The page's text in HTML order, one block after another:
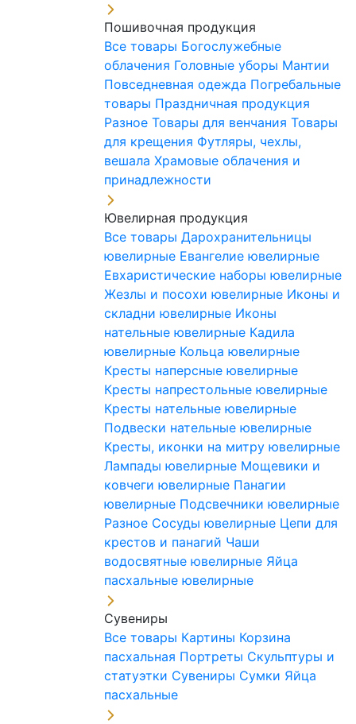
Пошивочная продукция
Все товары Богослужебные
облачения Головные уборы Мантии
Повседневная одежда Погребальные
товары Праздничная продукция
Разное Товары для венчания Товары
для крещения Футляры, чехлы,
вешала Храмовые облачения и
принадлежности
Ювелирная продукция
Все товары Дарохранительницы
ювелирные Евангелие ювелирные
Евхаристические наборы ювелирные
Жезлы и посохи ювелирные Иконы и
складни ювелирные Иконы
нательные ювелирные Кадила
ювелирные Кольца ювелирные
Кресты наперсные ювелирные
Кресты напрестольные ювелирные
Кресты нательные ювелирные
Подвески нательные ювелирные
Кресты, иконки на митру ювелирные
Лампады ювелирные Мощевики и
ковчеги ювелирные Панагии
ювелирные Подсвечники ювелирные
Разное Сосуды ювелирные Цепи для
крестов и панагий Чаши
водосвятные ювелирные Яйца
пасхальные ювелирные
Сувениры
Все товары Картины Корзина
пасхальная Портреты Скульптуры и
статуэтки Сувениры Сумки Яйца
пасхальные